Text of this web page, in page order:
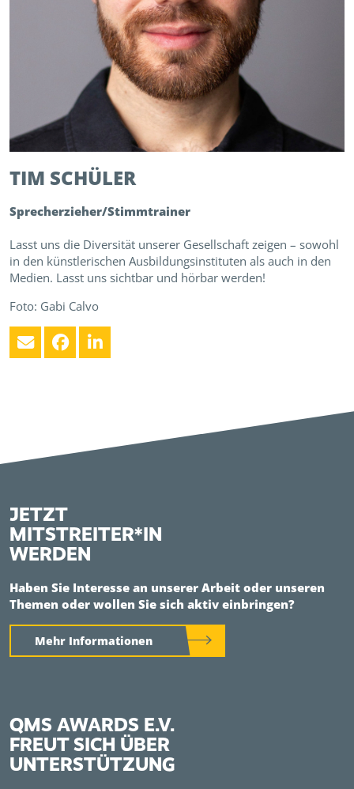
TIM SCHÜLER
Sprecherzieher/Stimmtrainer
Lasst uns die Diversität unserer Gesellschaft zeigen – sowohl
in den künstlerischen Ausbildungsinstituten als auch in den
Medien. Lasst uns sichtbar und hörbar werden!
Foto: Gabi Calvo
JETZT
MITSTREITER*IN
WERDEN
Haben Sie Interesse an unserer Arbeit oder unseren
Themen oder wollen Sie sich aktiv einbringen?
Mehr Informationen
QMS AWARDS E.V.
FREUT SICH ÜBER
UNTERSTÜTZUNG